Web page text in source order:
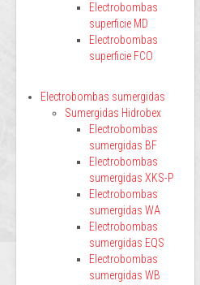
Electrobombas
superficie MD
Electrobombas
superficie FCO
Electrobombas sumergidas
Sumergidas Hidrobex
Electrobombas
sumergidas BF
Electrobombas
sumergidas XKS-P
Electrobombas
sumergidas WA
Electrobombas
sumergidas EQS
Electrobombas
sumergidas WB